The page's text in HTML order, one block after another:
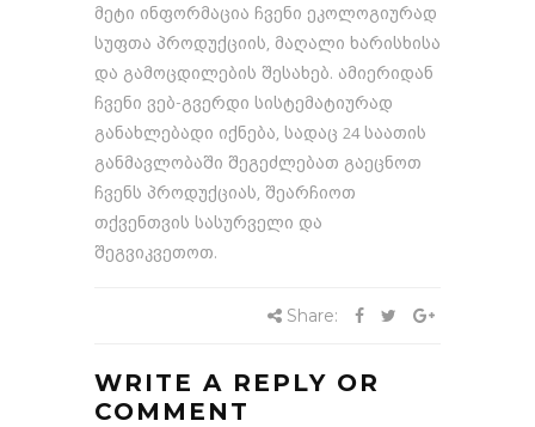
მეტი ინფორმაცია ჩვენი ეკოლოგიურად
სუფთა პროდუქციის, მაღალი ხარისხისა
და გამოცდილების შესახებ. ამიერიდან
ჩვენი ვებ-გვერდი სისტემატიურად
განახლებადი იქნება, სადაც 24 საათის
განმავლობაში შეგეძლებათ გაეცნოთ
ჩვენს პროდუქციას, შეარჩიოთ
თქვენთვის სასურველი და
შეგვიკვეთოთ.
Share:
WRITE A REPLY OR
COMMENT